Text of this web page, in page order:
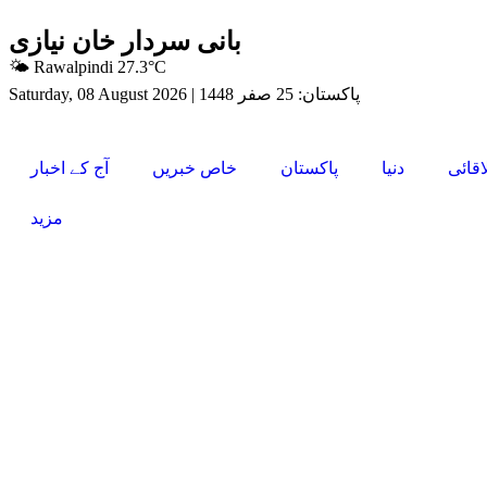
بانی سردار خان نیازی
🌤 Rawalpindi 27.3°C
Saturday, 08 August 2026 | پاکستان: 25 صفر 1448
آج کے اخبار خاص خبریں پاکستان دنیا
مزید